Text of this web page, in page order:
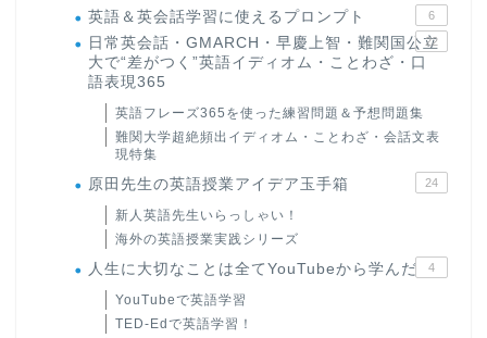
英語＆英会話学習に使えるプロンプト 6
日常英会話・GMARCH・早慶上智・難関国公立
大で“差がつく”英語イディオム・ことわざ・口
語表現365
22
英語フレーズ365を使った練習問題＆予想問題集
難関大学超絶頻出イディオム・ことわざ・会話文表
現特集
原田先生の英語授業アイデア玉手箱 24
新人英語先生いらっしゃい！
海外の英語授業実践シリーズ
人生に大切なことは全てYouTubeから学んだ 4
YouTubeで英語学習
TED-Edで英語学習！